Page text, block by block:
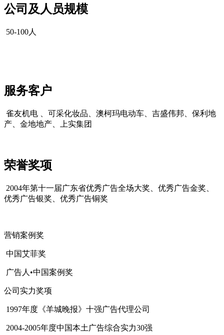
公司及人员规模
50-100人
服务客户
雀友机电 、可采化妆品、澳柯玛电动车、吉盛伟邦、保利地
产、金地地产、上实集团
荣誉奖项
2004年第十一届广东省优秀广告全场大奖、优秀广告金奖、
优秀广告银奖、优秀广告铜奖
营销案例奖
中国艾菲奖
广告人•中国案例奖
公司实力奖项
1997年度《羊城晚报》十强广告代理公司
2004-2005年度中国本土广告综合实力30强